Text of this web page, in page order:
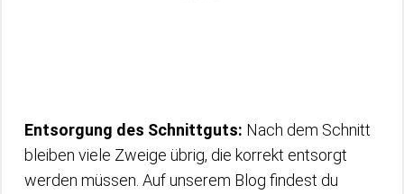
Entsorgung des Schnittguts: Nach dem Schnitt
bleiben viele Zweige übrig, die korrekt entsorgt
werden müssen. Auf unserem Blog findest du